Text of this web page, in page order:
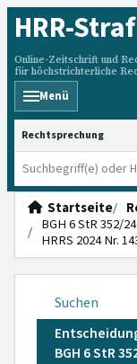
HRR-
Online-Zeitschrift und
für höchstrichterliche
Menü
HRRS durchsuchen
Startseite
BGH 6 StR 352/
HRRS 2024 Nr.
Suchen
BGH 6 StR